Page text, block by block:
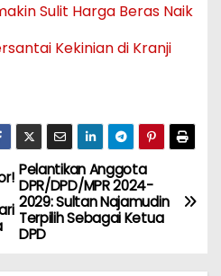
Sulit Harga Beras Naik
Kekinian di Kranji
Pelantikan Anggota
DPR/DPD/MPR 2024-
2029: Sultan Najamudin
Terpilih Sebagai Ketua
DPD